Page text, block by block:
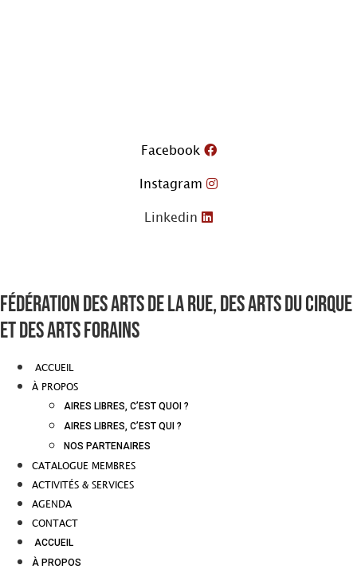
Facebook
Instagram
Linkedin
Fédération des arts de la rue, des arts du cirque
et des arts forains
ACCUEIL
À PROPOS
AIRES LIBRES, C’EST QUOI ?
AIRES LIBRES, C’EST QUI ?
NOS PARTENAIRES
CATALOGUE MEMBRES
ACTIVITÉS & SERVICES
AGENDA
CONTACT
ACCUEIL
À PROPOS